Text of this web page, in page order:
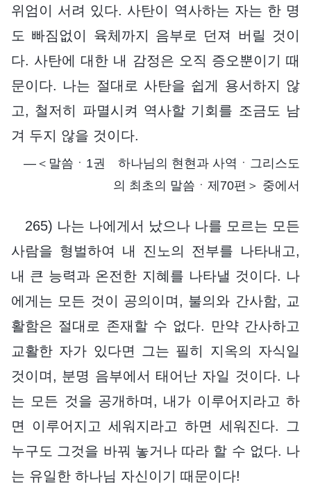
위엄이 서려 있다. 사탄이 역사하는 자는 한 명
도 빠짐없이 육체까지 음부로 던져 버릴 것이
다. 사탄에 대한 내 감정은 오직 증오뿐이기 때
문이다. 나는 절대로 사탄을 쉽게 용서하지 않
고, 철저히 파멸시켜 역사할 기회를 조금도 남
겨 두지 않을 것이다.
―＜말씀ㆍ1권 하나님의 현현과 사역ㆍ그리스도
의 최초의 말씀ㆍ제70편＞ 중에서
265) 나는 나에게서 났으나 나를 모르는 모든
사람을 형벌하여 내 진노의 전부를 나타내고,
내 큰 능력과 온전한 지혜를 나타낼 것이다. 나
에게는 모든 것이 공의이며, 불의와 간사함, 교
활함은 절대로 존재할 수 없다. 만약 간사하고
교활한 자가 있다면 그는 필히 지옥의 자식일
것이며, 분명 음부에서 태어난 자일 것이다. 나
는 모든 것을 공개하며, 내가 이루어지라고 하
면 이루어지고 세워지라고 하면 세워진다. 그
누구도 그것을 바꿔 놓거나 따라 할 수 없다. 나
는 유일한 하나님 자신이기 때문이다!